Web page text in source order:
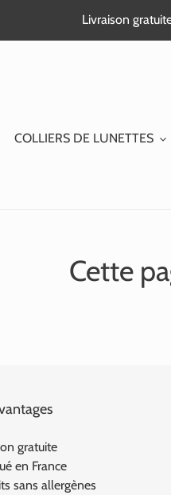
Livraison
COLLIERS DE LUNETTES
Cette
gratuite
en France
sans allergènes